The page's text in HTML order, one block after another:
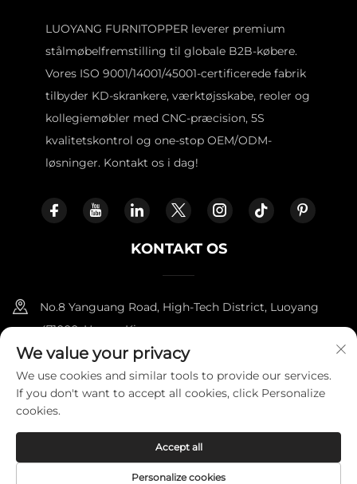
LUOYANG FURNITOPPER leverer premium
stålmøbelfremstilling til globale B2B-købere.
Vores ISO 9001/14001/45001-certificerede fabrik
tilbyder KD-skrankere, værktøjsskabe, reoler og
kollegiemøbler med CNC-præcision, 5S
kvalitetskontrol og one-stop OEM/ODM-
løsninger. Kontakt os i dag!
KONTAKT OS
No.8 Yanguang Road, High-Tech District, Luoyang
471000, Henan, Kina.
+86-18338800729
[email protected]
Copyright © 2025 af LUOYANG FURNITOPPER IMPORT AND
EXPORT TRADING CO., LTD. Privatlivspolitik
We value your privacy
We use cookies and similar tools to provide our services.
If you don't want to accept all cookies, click Personalize
cookies.
Personalize cookies
Accept all